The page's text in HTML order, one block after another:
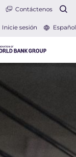
Contáctenos
Inicie sesión Español